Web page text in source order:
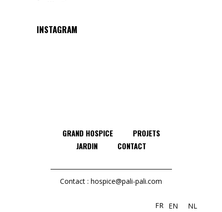
INSTAGRAM
GRAND HOSPICE
PROJETS
JARDIN
CONTACT
Contact : hospice@pali-pali.com
FR EN NL